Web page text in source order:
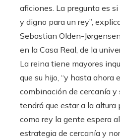
aficiones. La pregunta es
y digno para un rey”,
Sebastian Olden-
en la Casa Real, de la
La reina tiene mayores
que su hijo, “y hasta ahora
combinación de cercanía y
tendrá que estar a la altura
como rey la gente espera
estrategia de cercanía y